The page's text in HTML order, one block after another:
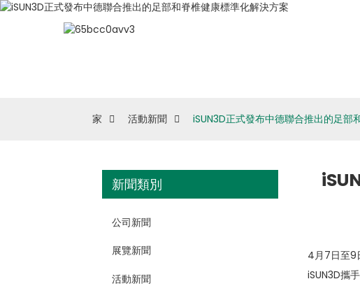
家 活動新聞 iSUN3D正式發布中德聯合推出的足部
新聞類別
公司新聞
展覽新聞
活動新聞
4月7日至9
iSUN3D攜